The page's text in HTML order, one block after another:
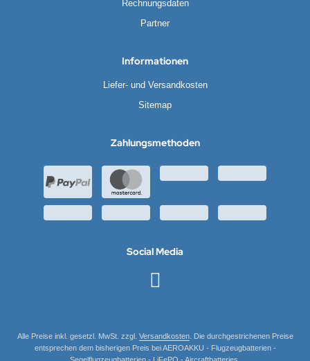
Rechnungsdaten
Partner
Informationen
Liefer- und Versandkosten
Sitemap
Zahlungsmethoden
Social Media
Alle Preise inkl. gesetzl. MwSt. zzgl. Versandkosten. Die durchgestrichenen Preise
entsprechen dem bisherigen Preis bei AEROAKKU - Flugzeugbatterien -